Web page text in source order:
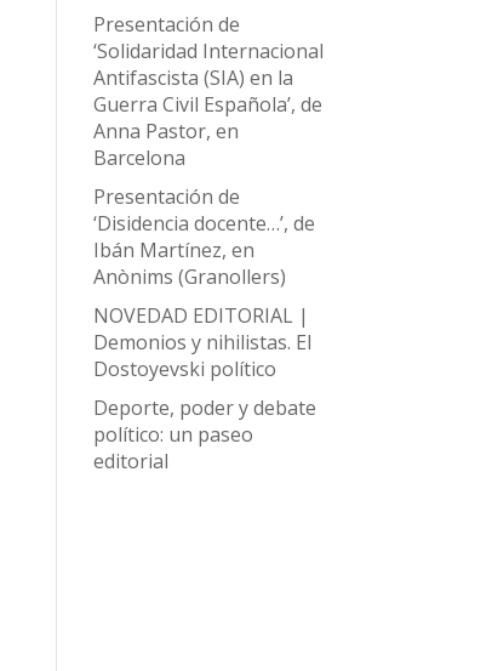
Presentación de
‘Solidaridad Internacional
Antifascista (SIA) en la
Guerra Civil Española’, de
Anna Pastor, en
Barcelona
Presentación de
‘Disidencia docente…’, de
Ibán Martínez, en
Anònims (Granollers)
NOVEDAD EDITORIAL |
Demonios y nihilistas. El
Dostoyevski político
Deporte, poder y debate
político: un paseo
editorial